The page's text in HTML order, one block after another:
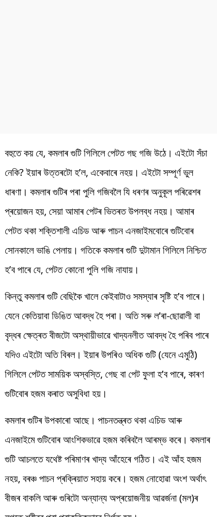
বহুতে কয় যে, কমলাৰ গুটি গিলিলে পেটত গছ গজি উঠে। এইটো সঁচা
নেকি? ইয়াৰ উত্তৰটো হ’ল, একেবাৰে নহয়। এইটো সম্পূৰ্ণ ভুল
ধাৰণা। কমলাৰ গুটিৰ পৰা পুলি গজিবলৈ যি ধৰণৰ অনুকূল পৰিৱেশৰ
প্ৰয়োজন হয়, সেয়া আমাৰ পেটৰ ভিতৰত উপলব্ধ নহয়। আমাৰ
পেটত থকা শক্তিশালী এচিড আৰু পাচন এনজাইমবোৰে গুটিবোৰ
সোনকালে ভাঙি পেলায়। গতিকে কমলাৰ গুটি দুটামান গিলিলে নিশ্চিত
হ’ব পাৰে যে, পেটত কোনো পুলি গজি নাযায়।
কিন্তু কমলাৰ গুটি বেছিকৈ খালে কেইবাটাও সমস্যাৰ সৃষ্টি হ’ব পাৰে।
যেনে কেতিয়াবা ডিঙিত আবদ্ধ হৈ পৰা। অতি সৰু ল’ৰা-ছোৱালী বা
বৃদ্ধৰ ক্ষেত্ৰত বীজটো অস্থায়ীভাৱে খাদ্যনলীত আবদ্ধ হৈ পৰিব পাৰে
যদিও এইটো অতি বিৰল। ইয়াৰ উপৰিও অধিক গুটি (যেনে এমুঠি)
গিলিলে পেটত সাময়িক অস্বস্তি, গেছ বা পেট ফুলা হ’ব পাৰে, কাৰণ
গুটিবোৰ হজম কৰাত অসুবিধা হয়।
কমলাৰ গুটিৰ উপকাৰো আছে। পাচনতন্ত্ৰত থকা এচিড আৰু
এনজাইমে গুটিবোৰ আংশিকভাৱে হজম কৰিবলৈ আৰম্ভ কৰে। কমলাৰ
গুটি আচলতে যথেষ্ট পৰিমাণৰ খাদ্য আঁহেৰে গঠিত। এই আঁহ হজম
নহয়, বৰঞ্চ পাচন প্ৰক্ৰিয়াত সহায় কৰে। হজম নোহোৱা অংশ অৰ্থাৎ
বীজৰ বাকলি আৰু গুৰিটো অন্যান্য অপ্ৰয়োজনীয় আৱৰ্জনা (মল)ৰ